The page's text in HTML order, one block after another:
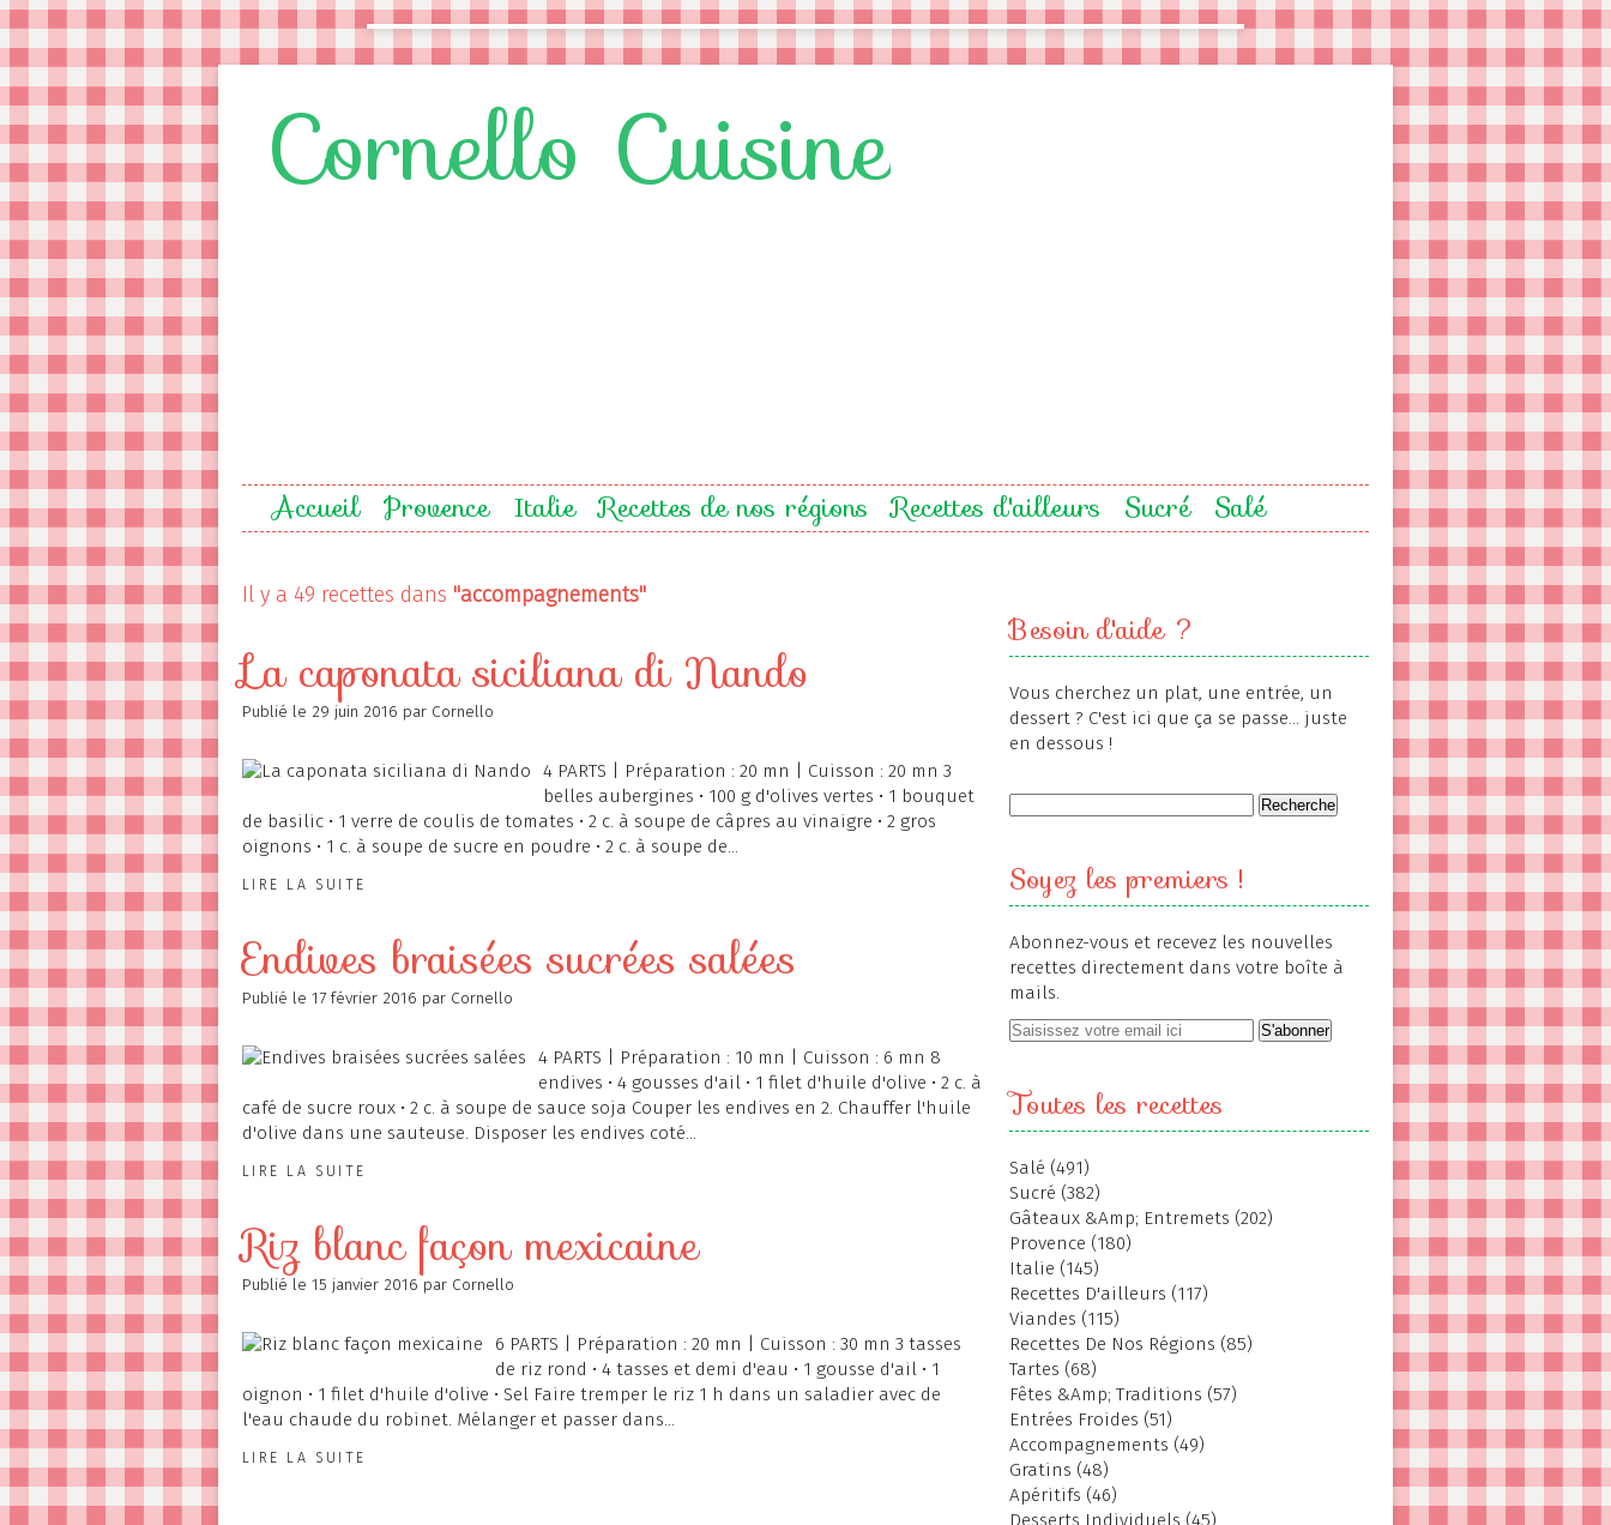
Cornello Cuisine
Accueil Provence Italie Recettes de nos régions Recettes d'ailleurs Sucré Salé
Il y a 49 recettes dans "accompagnements"
La caponata siciliana di Nando
Publié le 29 juin 2016 par Cornello
4 PARTS | Préparation : 20 mn | Cuisson : 20 mn 3
belles aubergines • 100 g d'olives vertes • 1 bouquet
de basilic • 1 verre de coulis de tomates • 2 c. à soupe de câpres au vinaigre • 2 gros
oignons • 1 c. à soupe de sucre en poudre • 2 c. à soupe de...
LIRE LA SUITE
Endives braisées sucrées salées
Publié le 17 février 2016 par Cornello
4 PARTS | Préparation : 10 mn | Cuisson : 6 mn 8
endives • 4 gousses d'ail • 1 filet d'huile d'olive • 2 c. à
café de sucre roux • 2 c. à soupe de sauce soja Couper les endives en 2. Chauffer l'huile
d'olive dans une sauteuse. Disposer les endives coté...
LIRE LA SUITE
Riz blanc façon mexicaine
Publié le 15 janvier 2016 par Cornello
6 PARTS | Préparation : 20 mn | Cuisson : 30 mn 3 tasses
de riz rond • 4 tasses et demi d'eau • 1 gousse d'ail • 1
oignon • 1 filet d'huile d'olive • Sel Faire tremper le riz 1 h dans un saladier avec de
l'eau chaude du robinet. Mélanger et passer dans...
LIRE LA SUITE
Besoin d'aide ?
Vous cherchez un plat, une entrée, un
dessert ? C'est ici que ça se passe... juste
en dessous !
Soyez les premiers !
Abonnez-vous et recevez les nouvelles
recettes directement dans votre boîte à
mails.
Toutes les recettes
Salé (491)
Sucré (382)
Gâteaux &Amp; Entremets (202)
Provence (180)
Italie (145)
Recettes D'ailleurs (117)
Viandes (115)
Recettes De Nos Régions (85)
Tartes (68)
Fêtes &Amp; Traditions (57)
Entrées Froides (51)
Accompagnements (49)
Gratins (48)
Apéritifs (46)
Desserts Individuels (45)